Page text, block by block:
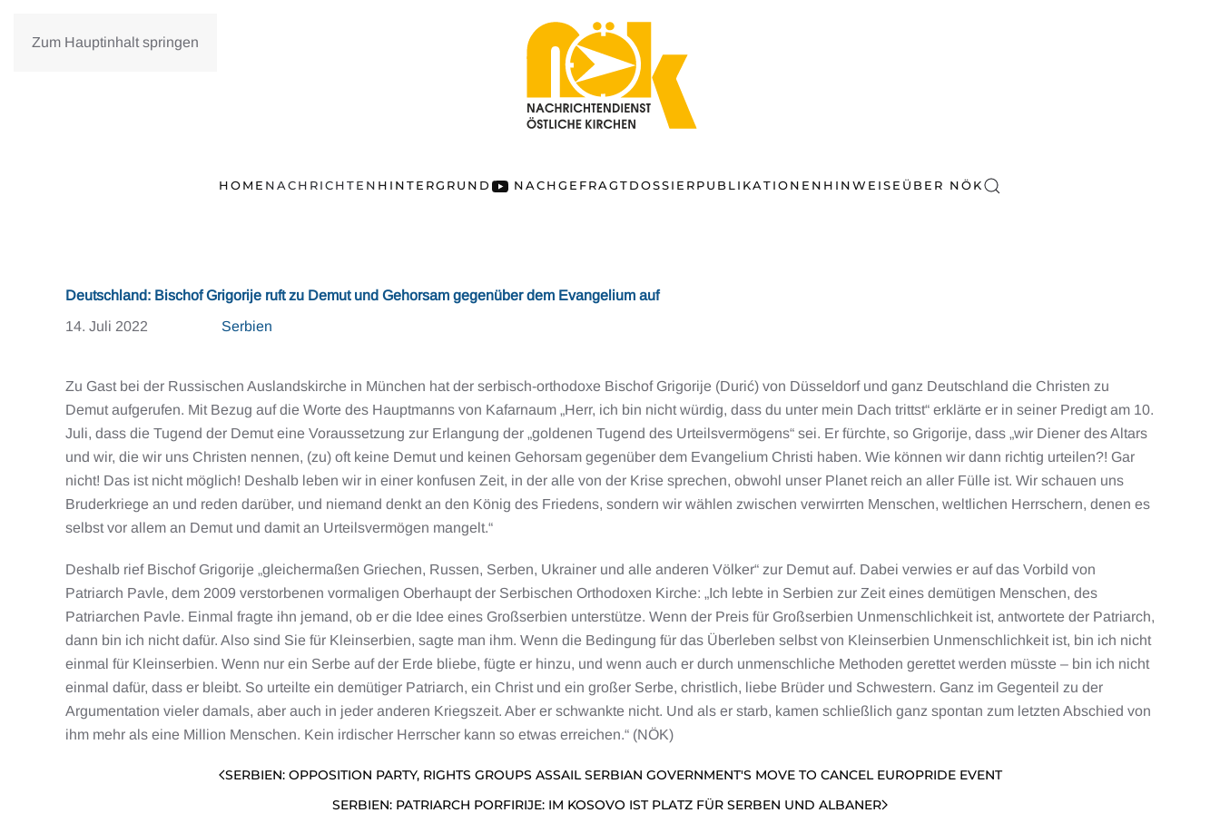
Zum Hauptinhalt springen
HOME NACHRICHTEN HINTERGRUND NACHGEFRAGTDOSSIERPUBLIKATIONEN HINWEISE ÜBER NÖK
Deutschland: Bischof Grigorije ruft zu Demut und Gehorsam gegenüber dem Evangelium auf
14. Juli 2022
Serbien
Zu Gast bei der Russischen Auslandskirche in München hat der serbisch-orthodoxe Bischof Grigorije (Durić) von Düsseldorf und ganz Deutschland die Christen zu
Demut aufgerufen. Mit Bezug auf die Worte des Hauptmanns von Kafarnaum „Herr, ich bin nicht würdig, dass du unter mein Dach trittst“ erklärte er in seiner Predigt am 10.
Juli, dass die Tugend der Demut eine Voraussetzung zur Erlangung der „goldenen Tugend des Urteilsvermögens“ sei. Er fürchte, so Grigorije, dass „wir Diener des Altars
und wir, die wir uns Christen nennen, (zu) oft keine Demut und keinen Gehorsam gegenüber dem Evangelium Christi haben. Wie können wir dann richtig urteilen?! Gar
nicht! Das ist nicht möglich! Deshalb leben wir in einer konfusen Zeit, in der alle von der Krise sprechen, obwohl unser Planet reich an aller Fülle ist. Wir schauen uns
Bruderkriege an und reden darüber, und niemand denkt an den König des Friedens, sondern wir wählen zwischen verwirrten Menschen, weltlichen Herrschern, denen es
selbst vor allem an Demut und damit an Urteilsvermögen mangelt.“
Deshalb rief Bischof Grigorije „gleichermaßen Griechen, Russen, Serben, Ukrainer und alle anderen Völker“ zur Demut auf. Dabei verwies er auf das Vorbild von
Patriarch Pavle, dem 2009 verstorbenen vormaligen Oberhaupt der Serbischen Orthodoxen Kirche: „Ich lebte in Serbien zur Zeit eines demütigen Menschen, des
Patriarchen Pavle. Einmal fragte ihn jemand, ob er die Idee eines Großserbien unterstütze. Wenn der Preis für Großserbien Unmenschlichkeit ist, antwortete der Patriarch,
dann bin ich nicht dafür. Also sind Sie für Kleinserbien, sagte man ihm. Wenn die Bedingung für das Überleben selbst von Kleinserbien Unmenschlichkeit ist, bin ich nicht
einmal für Kleinserbien. Wenn nur ein Serbe auf der Erde bliebe, fügte er hinzu, und wenn auch er durch unmenschliche Methoden gerettet werden müsste – bin ich nicht
einmal dafür, dass er bleibt. So urteilte ein demütiger Patriarch, ein Christ und ein großer Serbe, christlich, liebe Brüder und Schwestern. Ganz im Gegenteil zu der
Argumentation vieler damals, aber auch in jeder anderen Kriegszeit. Aber er schwankte nicht. Und als er starb, kamen schließlich ganz spontan zum letzten Abschied von
ihm mehr als eine Million Menschen. Kein irdischer Herrscher kann so etwas erreichen.“ (NÖK)
SERBIEN: OPPOSITION PARTY, RIGHTS GROUPS ASSAIL SERBIAN GOVERNMENT'S MOVE TO CANCEL EUROPRIDE EVENT
SERBIEN: PATRIARCH PORFIRIJE: IM KOSOVO IST PLATZ FÜR SERBEN UND ALBANER